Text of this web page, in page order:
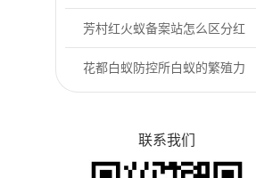
期来了！4步做...
芳村红火蚁备案站怎么区分红
火蚁与普通蚂蚁
花都白蚁防控所白蚁的繁殖力
联系我们